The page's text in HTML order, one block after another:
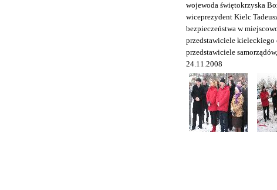
wojewoda świętokrzyska
wiceprezydent Kielc
bezpieczeństwa w
przedstawiciele kieleckiego
przedstawiciele
24.11.2008